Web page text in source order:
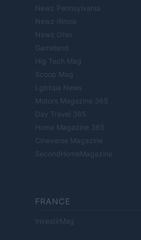
Newz Pennsylvania
Newz Illinois
Newz Ohio
Gameland
Hig Tech Mag
Scoop Mag
Lgbtqia News
Motors Magazine 365
Day Travel 365
Home Magazine 365
Cineverse Magazine
SecondHomeMagazine
FRANCE
InvestirMag